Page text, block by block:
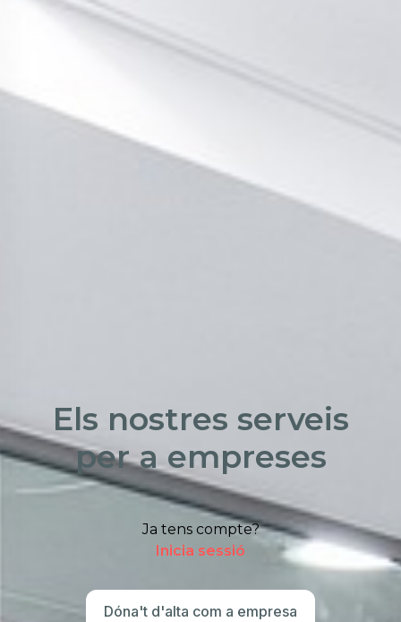
Els nostres serveis
per a empreses
Ja tens compte?
Inicia sessió
Dóna't d'alta com a empresa